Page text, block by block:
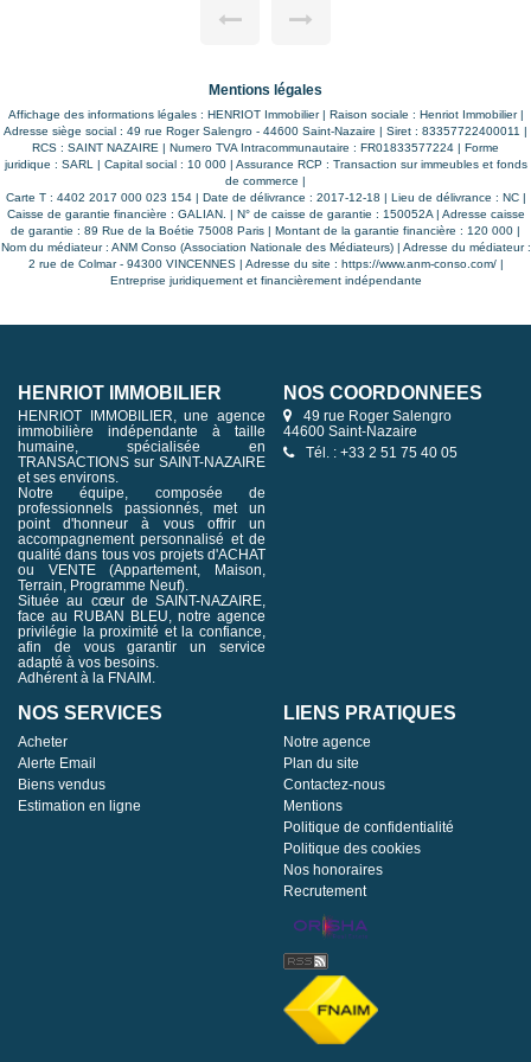
privative. A l'étage, un palier dessert deux chambres ainsi
travaux. Un bien rare sur le marché, un visite s'impose!
Mentions légales
Affichage des informations légales : HENRIOT Immobilier | Raison sociale : Henriot Immobilier |
Adresse siège social : 49 rue Roger Salengro - 44600 Saint-Nazaire | Siret : 83357722400011 |
RCS : SAINT NAZAIRE | Numero TVA Intracommunautaire : FR01833577224 | Forme
juridique : SARL | Capital social : 10 000 | Assurance RCP : Transaction sur immeubles et fonds
de commerce |
Carte T : 4402 2017 000 023 154 | Date de délivrance : 2017-12-18 | Lieu de délivrance : NC |
Caisse de garantie financière : GALIAN. | N° de caisse de garantie : 150052A | Adresse caisse
de garantie : 89 Rue de la Boétie 75008 Paris | Montant de la garantie financière : 120 000 |
Nom du médiateur : ANM Conso (Association Nationale des Médiateurs) | Adresse du médiateur :
2 rue de Colmar - 94300 VINCENNES | Adresse du site : https://www.anm-conso.com/|
Entreprise juridiquement et financièrement indépendante
HENRIOT IMMOBILIER
HENRIOT IMMOBILIER, une agence
immobilière indépendante à taille
humaine, spécialisée en
TRANSACTIONS sur SAINT-NAZAIRE
et ses environs.
Notre équipe, composée de
professionnels passionnés, met un
point d'honneur à vous offrir un
accompagnement personnalisé et de
qualité dans tous vos projets d'ACHAT
ou VENTE (Appartement, Maison,
Terrain, Programme Neuf).
Située au cœur de SAINT-NAZAIRE,
face au RUBAN BLEU, notre agence
privilégie la proximité et la confiance,
afin de vous garantir un service
adapté à vos besoins.
Adhérent à la FNAIM.
NOS COORDONNÉES
49 rue Roger Salengro
44600 Saint-Nazaire
Tél. : +33 2 51 75 40 05
NOS SERVICES
Acheter
Alerte Email
Biens vendus
Estimation en ligne
LIENS PRATIQUES
Notre agence
Plan du site
Contactez-nous
Mentions
Politique de confidentialité
Politique des cookies
Nos honoraires
Recrutement